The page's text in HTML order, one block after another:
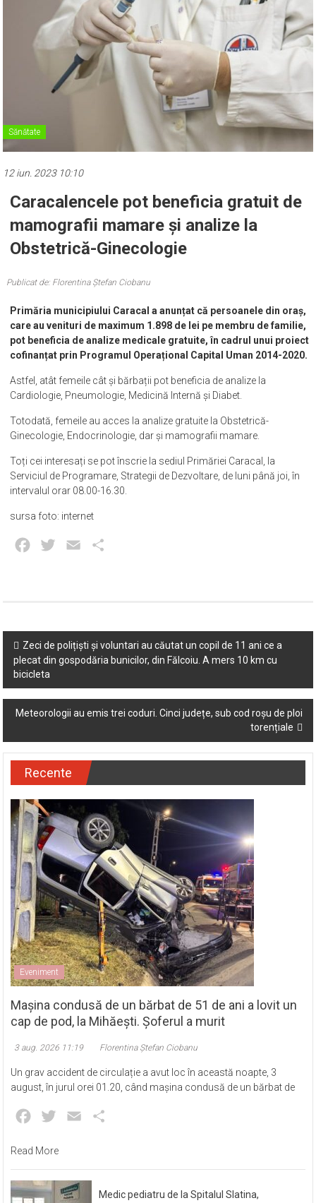
Sănătate
12 iun. 2023 10:10
Caracalencele pot beneficia gratuit de
mamografii mamare și analize la
Obstetrică-Ginecologie
Publicat de: Florentina Ștefan Ciobanu
Primăria municipiului Caracal a anunțat că persoanele din oraș,
care au venituri de maximum 1.898 de lei pe membru de familie,
pot beneficia de analize medicale gratuite, în cadrul unui proiect
cofinanțat prin Programul Operațional Capital Uman 2014-2020.
Astfel, atât femeile cât și bărbații pot beneficia de analize la
Cardiologie, Pneumologie, Medicină Internă și Diabet.
Totodată, femeile au acces la analize gratuite la Obstetrică-
Ginecologie, Endocrinologie, dar și mamografii mamare.
Toți cei interesați se pot înscrie la sediul Primăriei Caracal, la
Serviciul de Programare, Strategii de Dezvoltare, de luni până joi, în
intervalul orar 08.00-16.30.
sursa foto: internet
Facebook
Twitter Email
Post
navigation
Zeci de polițiști și voluntari au căutat un copil de 11 ani ce a
plecat din gospodăria bunicilor, din Fălcoiu. A mers 10 km cu
bicicleta
Meteorologii au emis trei coduri. Cinci județe, sub cod roșu de ploi
torențiale
Recente
Eveniment
Mașina condusă de un bărbat de 51 de ani a lovit un
cap de pod, la Mihăești. Șoferul a murit
3 aug. 2026 11:19 Florentina Ștefan Ciobanu
Un grav accident de circulație a avut loc în această noapte, 3
august, în jurul orei 01.20, când mașina condusă de un bărbat de
Facebook
Twitter Email
Read More
Medic pediatru de la Spitalul Slatina,